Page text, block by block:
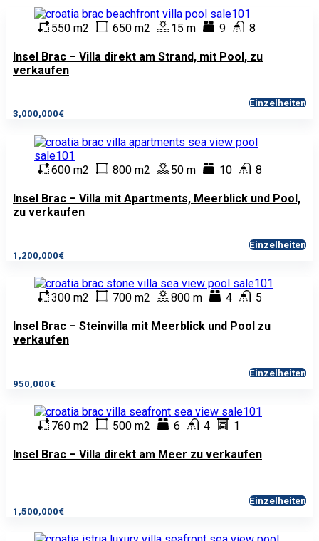
550 m2 650 m2 15 m 9 8
Insel Brac – Villa direkt am Strand, mit Pool, zu
verkaufen
3,000,000€
Einzelheiten
600 m2 800 m2 50 m 10 8
Insel Brac – Villa mit Apartments, Meerblick und Pool,
zu verkaufen
1,200,000€
Einzelheiten
300 m2 700 m2 800 m 4 5
Insel Brac – Steinvilla mit Meerblick und Pool zu
verkaufen
950,000€
Einzelheiten
760 m2 500 m2 6 4 1
Insel Brac – Villa direkt am Meer zu verkaufen
1,500,000€
Einzelheiten